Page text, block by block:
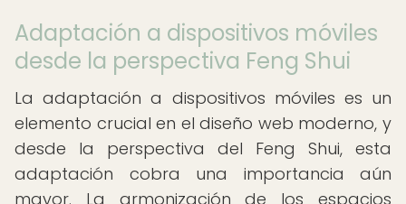
Adaptación a dispositivos móviles
desde la perspectiva Feng Shui
La adaptación a dispositivos móviles es un
elemento crucial en el diseño web moderno, y
desde la perspectiva del Feng Shui, esta
adaptación cobra una importancia aún
mayor. La armonización de los espacios